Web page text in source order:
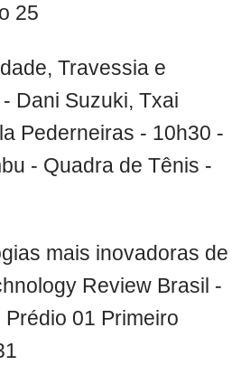
25
Travessia e
Dani Suzuki, Txai
Pederneiras - 10h30 -
- Quadra de Tênis -
mais inovadoras de
Review Brasil -
01 Primeiro